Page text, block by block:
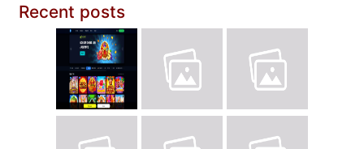
Recent posts